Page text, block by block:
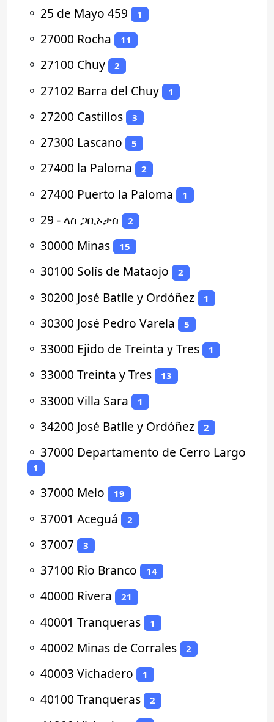
⚬ 25 de Mayo 459 1
⚬ 27000 Rocha 11
⚬ 27100 Chuy 2
⚬ 27102 Barra del Chuy 1
⚬ 27200 Castillos 3
⚬ 27300 Lascano 5
⚬ 27400 la Paloma 2
⚬ 27400 Puerto la Paloma 1
⚬ 29 - ላስ ጋቢኦታስ 2
⚬ 30000 Minas 15
⚬ 30100 Solís de Mataojo 2
⚬ 30200 José Batlle y Ordóñez 1
⚬ 30300 José Pedro Varela 5
⚬ 33000 Ejido de Treinta y Tres 1
⚬ 33000 Treinta y Tres 13
⚬ 33000 Villa Sara 1
⚬ 34200 José Batlle y Ordóñez 2
⚬ 37000 Departamento de Cerro Largo
1
⚬ 37000 Melo 19
⚬ 37001 Aceguá 2
⚬ 37007 3
⚬ 37100 Rio Branco 14
⚬ 40000 Rivera 21
⚬ 40001 Tranqueras 1
⚬ 40002 Minas de Corrales 2
⚬ 40003 Vichadero 1
⚬ 40100 Tranqueras 2